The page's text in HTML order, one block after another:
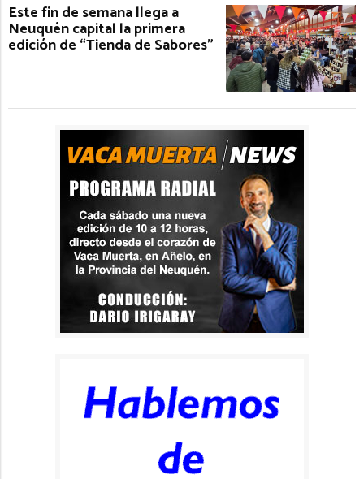
Este fin de semana llega a
Neuquén capital la primera
edición de “Tienda de Sabores”